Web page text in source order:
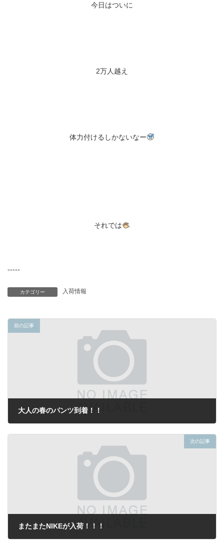
今日はついに
2万人越え
体力付けるしかないなー
それでは
-----
カテゴリー 入荷情報
前の記事
大人の春のパンツ到着！！
次の記事
またまたNIKEが入荷！！！